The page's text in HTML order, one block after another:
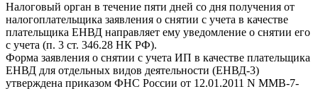
Налоговый орган в течение пяти дней со дня получения от
налогоплательщика заявления о снятии с учета в качестве
плательщика ЕНВД направляет ему уведомление о снятии его
с учета (п. 3 ст. 346.28 НК РФ).
Форма заявления о снятии с учета ИП в качестве плательщика
ЕНВД для отдельных видов деятельности (ЕНВД-3)
утверждена приказом ФНС России от 12.01.2011 N ММВ-7-